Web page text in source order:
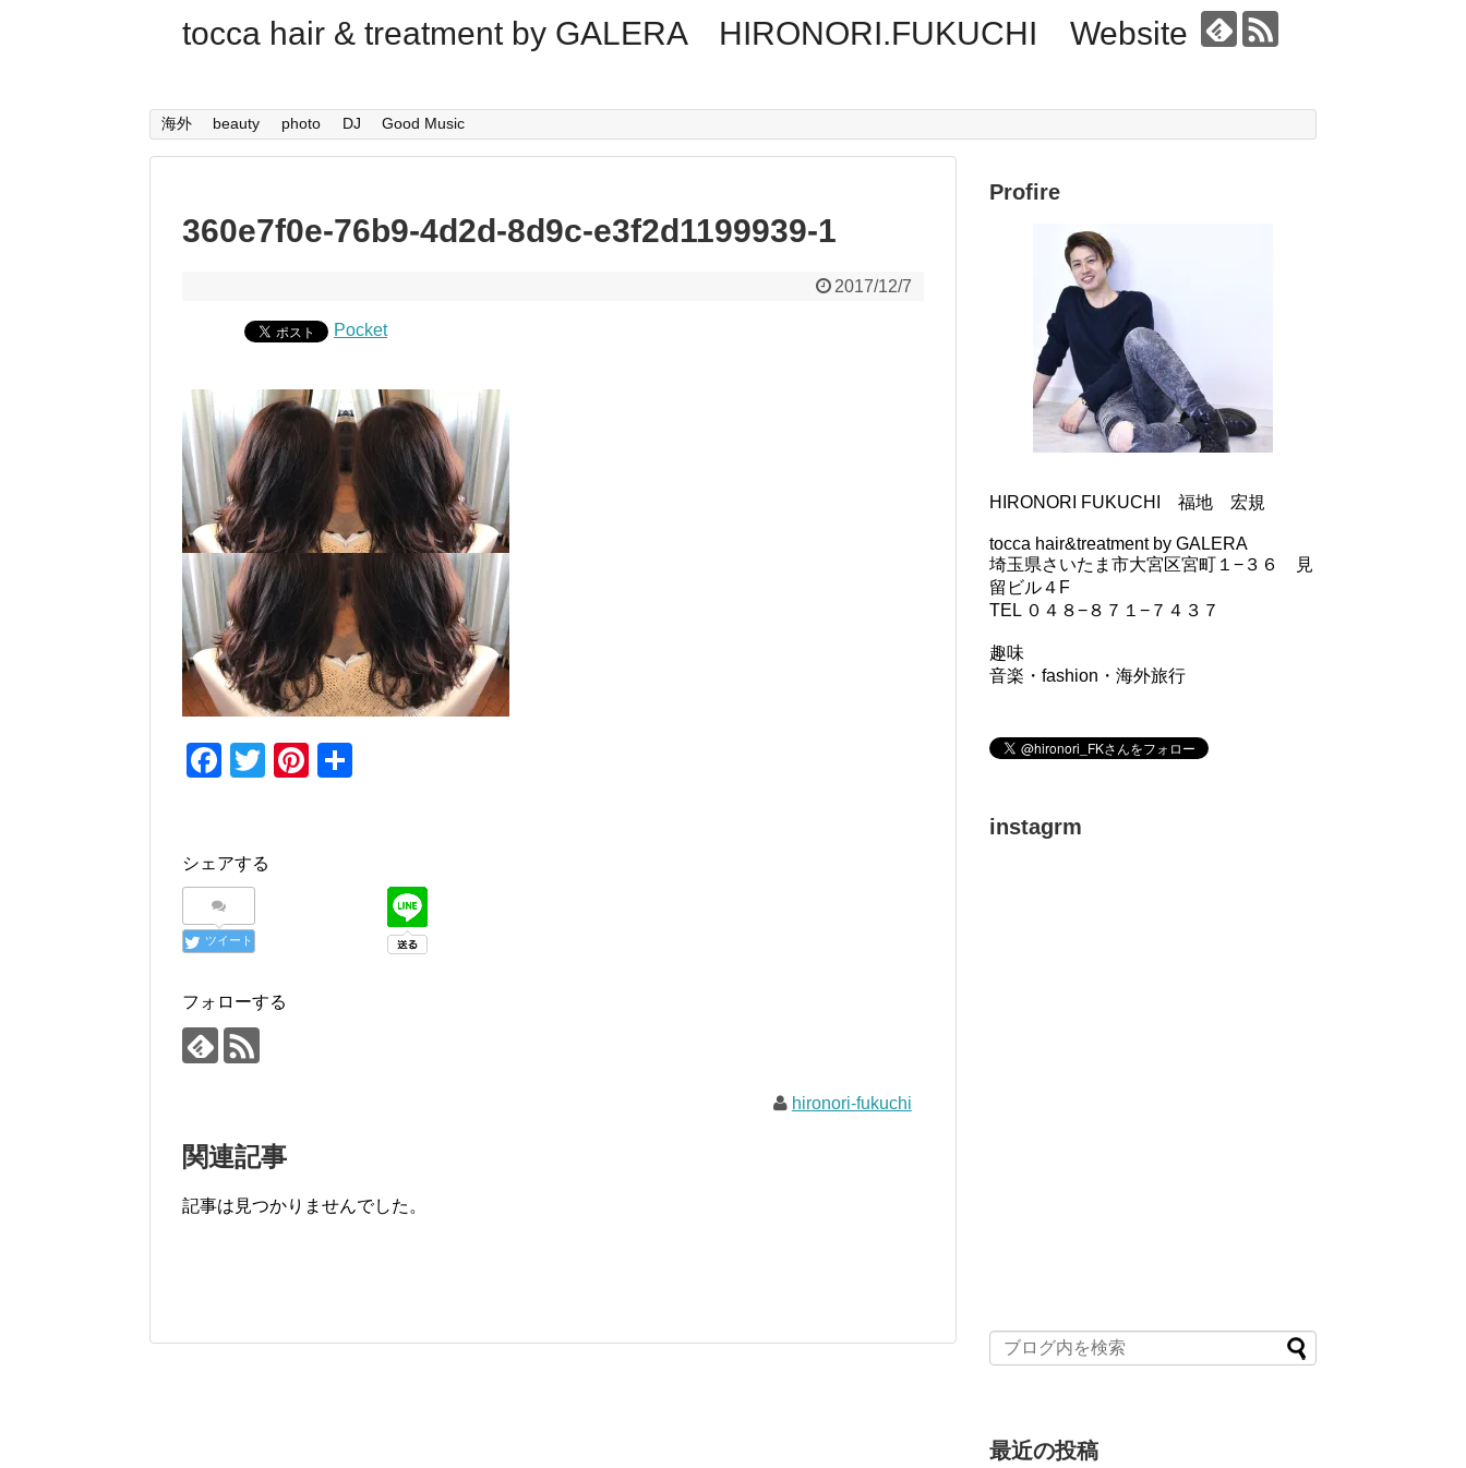
tocca hair & treatment by GALERA HIRONORI.FUKUCHI Website
海外 beauty photo DJ Good Music
360e7f0e-76b9-4d2d-8d9c-e3f2d1199939-1
2017/12/7
Pocket
F
e
b
o
k
T
er
Pi
シェアする
ツイート
フォローする
hironori-fukuchi
関連記事
記事は見つかりませんでした。
Profire
HIRONORI FUKUCHI 福地 宏規
tocca hair&treatment by GALERA
埼玉県さいたま市大宮区宮町１−３６ 見
留ビル４F
TEL ０４８−８７１−７４３７
趣味
音楽・fashion・海外旅行
instagrm
最近の投稿